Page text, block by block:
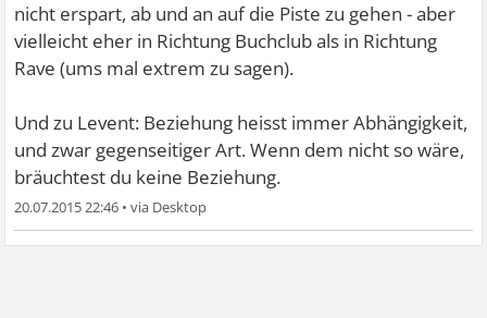
nicht erspart, ab und an auf die Piste zu gehen - aber
vielleicht eher in Richtung Buchclub als in Richtung
Rave (ums mal extrem zu sagen).
Und zu Levent: Beziehung heisst immer Abhängigkeit,
und zwar gegenseitiger Art. Wenn dem nicht so wäre,
bräuchtest du keine Beziehung.
20.07.2015 22:46 •